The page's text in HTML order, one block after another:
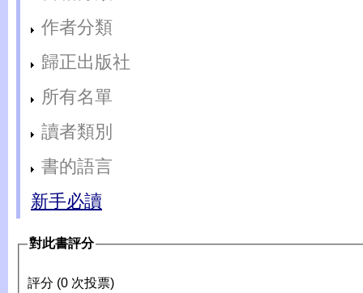
作者分類
歸正出版社
所有名單
讀者類別
書的語言
新手必讀
對此書評分
評分 (0 次投票)